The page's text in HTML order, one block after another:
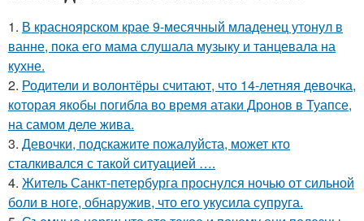
1. В красноярском крае 9-месячный младенец утонул в
ванне, пока его мама слушала музыку и танцевала на
кухне.
2. Родители и волонтёры считают, что 14-летняя девочка,
которая якобы погибла во время атаки Дронов в Туапсе,
на самом деле жива.
3. Девочки, подскажите пожалуйста, может кто
сталкивался с такой ситуацией ….
4. Житель Санкт-петербурга проснулся ночью от сильной
боли в ноге, обнаружив, что его укусила супруга.